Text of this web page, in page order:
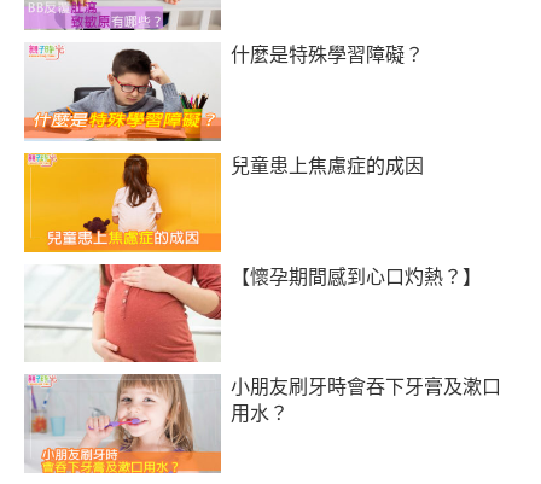
什麼是特殊學習障礙？
兒童患上焦慮症的成因
【懷孕期間感到心口灼熱？】
小朋友刷牙時會吞下牙膏及漱口
用水？